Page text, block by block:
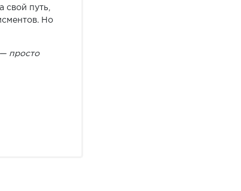
путь,
Но
просто